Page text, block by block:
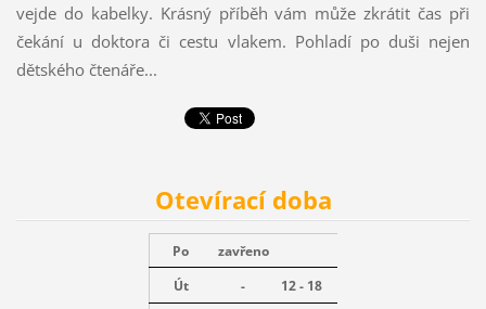
vejde do kabelky. Krásný příběh vám může zkrátit čas při
čekání u doktora či cestu vlakem. Pohladí po duši nejen
dětského čtenáře...
Otevírací doba
Po
zavřeno
Út
-
12 - 18